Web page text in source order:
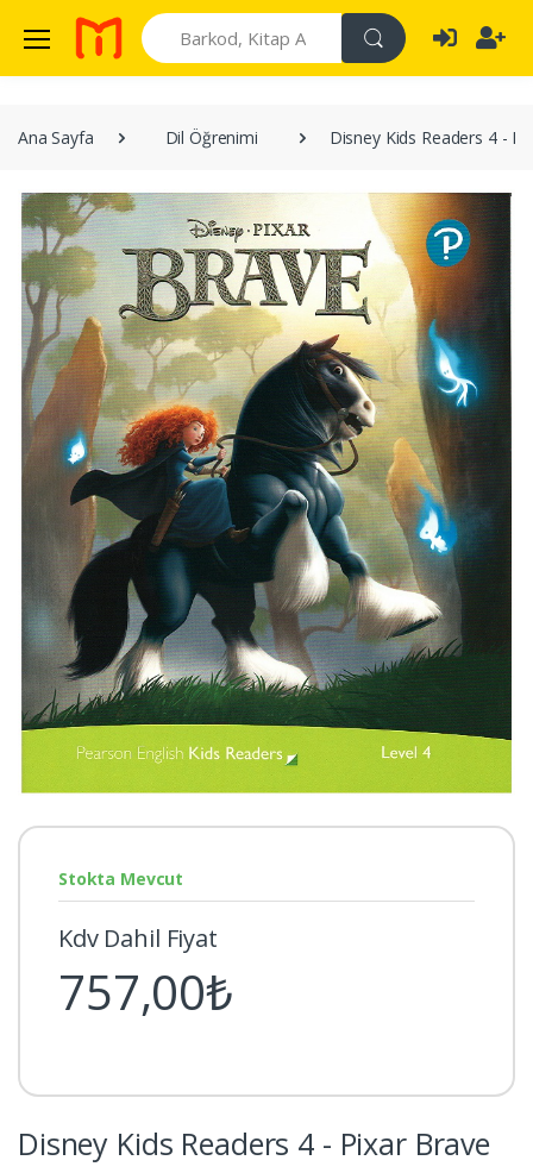
Search
Ana Sayfa Dil Öğrenimi Disney Kids Readers 4 -
Disney Kids Readers 4 - Pixar Brave
Stokta Mevcut
Kdv Dahil Fiyat
757,00₺